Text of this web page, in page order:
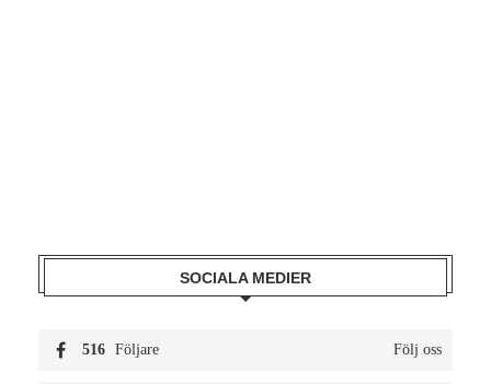
SOCIALA MEDIER
516 Följare Följ oss